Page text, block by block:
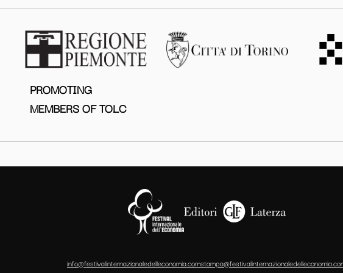
PROMOTING
MEMBERS OF TOLC
info@festivalinternazionaledelleconomia.com